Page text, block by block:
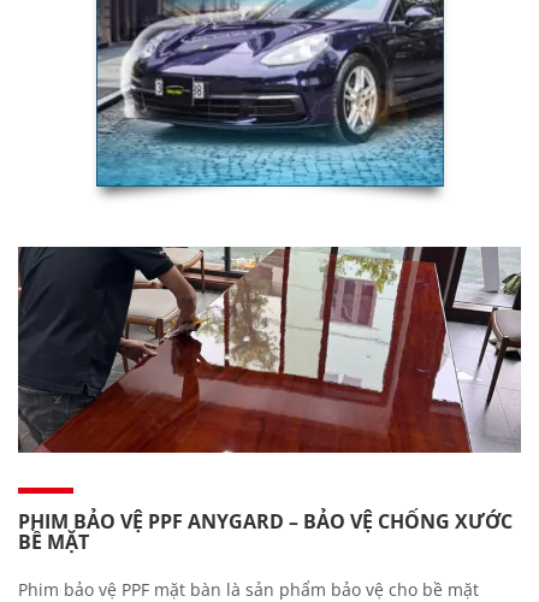
PHIM BẢO VỆ PPF ANYGARD – BẢO VỆ CHỐNG XƯỚC
BỀ MẶT
Phim bảo vệ PPF mặt bàn là sản phẩm bảo vệ cho bề mặt